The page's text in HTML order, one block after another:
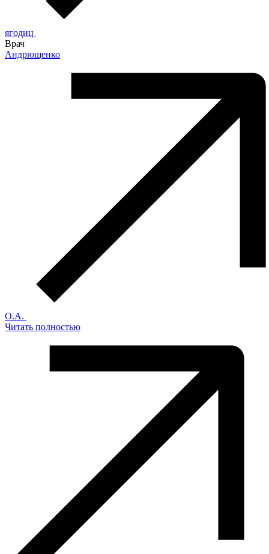
ягодиц
Врач
Андрющенко
О.А.
Читать полностью